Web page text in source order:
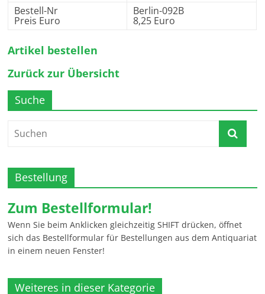
Bestell-Nr
Preis Euro
Berlin-092B
8,25 Euro
Artikel bestellen
Zurück zur Übersicht
Suche
Bestellung
Zum Bestellformular!
Wenn Sie beim Anklicken gleichzeitig SHIFT drücken, öffnet
sich das Bestellformular für Bestellungen aus dem Antiquariat
in einem neuen Fenster!
Weiteres in dieser Kategorie